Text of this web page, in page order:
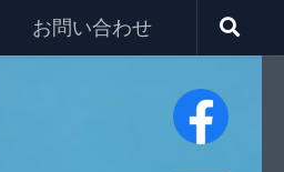
お問い合わせ